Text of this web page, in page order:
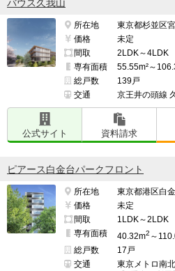
バウス久我山
所在地
東京都杉並区
価格
未定
間取
2LDK～4LDK
専有面積
55.55m²～
総戸数
139戸
交通
京王井の頭線
公式サイト 資料請求
ピアース白金台パークフロント
所在地
東京都港区白
価格
未定
間取
1LDK～2LDK
専有面積
40.32m2 ～
総戸数
17戸
交通
東京メトロ南